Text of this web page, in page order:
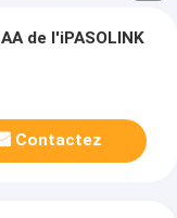
de l'iPASOLINK
Contactez